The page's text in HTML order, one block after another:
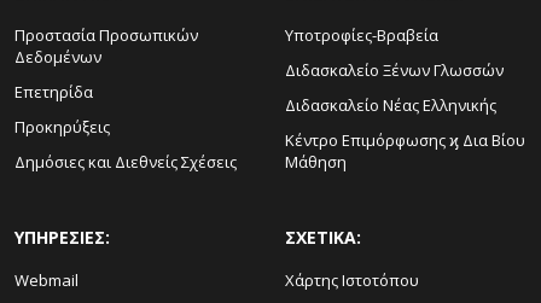
Προστασία Προσωπικών
Δεδομένων
Επετηρίδα
Προκηρύξεις
Δημόσιες και Διεθνείς Σχέσεις
Υποτροφίες-Βραβεία
Διδασκαλείο Ξένων Γλωσσών
Διδασκαλείο Νέας Ελληνικής
Κέντρο Επιμόρφωσης ϗ Δια Βίου
Μάθηση
ΥΠΗΡΕΣΙΕΣ:
Webmail
ΣΧΕΤΙΚΑ:
Χάρτης Ιστοτόπου